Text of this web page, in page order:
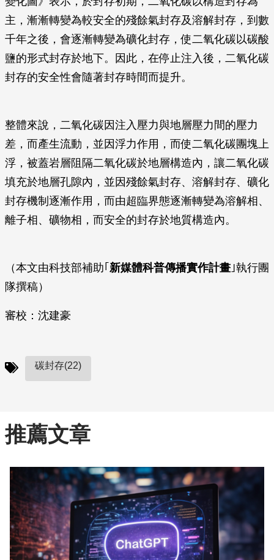
主，漸漸轉變為較安全的殘餘氣封存及溶解封存，到數
千年之後，會逐漸轉變為礦化封存，使二氧化碳以碳酸
鹽的形式封存於地下。因此，在停止注入後，二氧化碳
封存的安全性會隨著封存時間而提升。
整體來說，二氧化碳因注入壓力與地層壓力間的壓力
差，而產生流動，並因浮力作用，而使二氧化碳團塊上
浮，被蓋岩層阻隔二氧化碳於地層構造內，讓二氧化碳
填充於地層孔隙內，並因殘餘氣封存、溶解封存、礦化
封存機制逐漸作用，而由超臨界態逐漸轉變為溶解相、
離子相、礦物相，而安全的封存於地質構造內。
（本文由科技部補助｢ 新媒體科普傳播實作計畫 ｣執行團
隊撰稿）
審校：沈建豪
碳封存(22)
推薦文章